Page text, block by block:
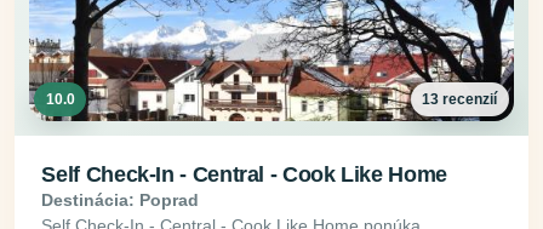
10.0 13 recenzií
Self Check-In - Central - Cook Like Home
Destinácia: Poprad